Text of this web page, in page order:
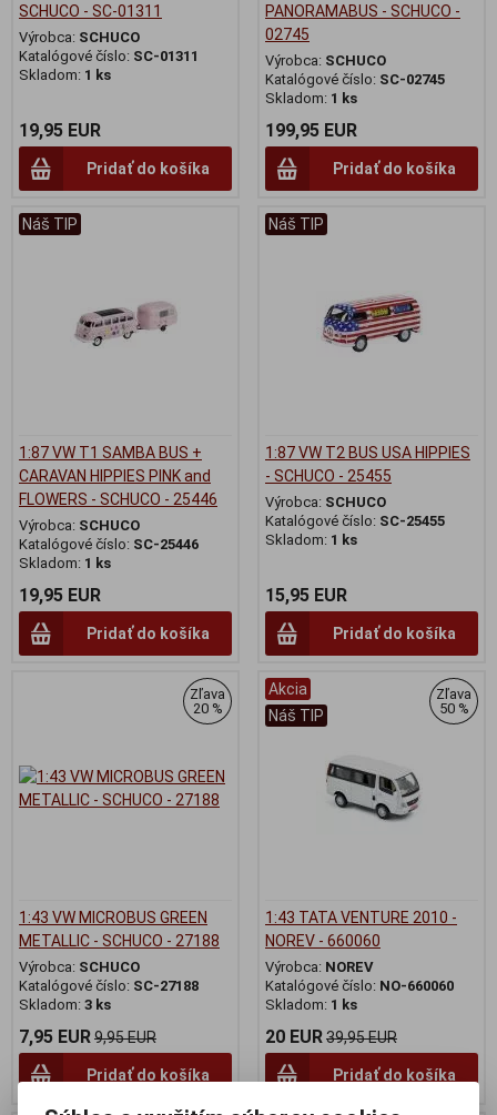
SCHUCO - SC-01311
Výrobca: SCHUCO
Katalógové číslo: SC-01311
Skladom: 1 ks
19,95 EUR
Pridať do košíka
PANORAMABUS - SCHUCO -
02745
Výrobca: SCHUCO
Katalógové číslo: SC-02745
Skladom: 1 ks
199,95 EUR
Pridať do košíka
Náš TIP
1:87 VW T1 SAMBA BUS +
CARAVAN HIPPIES PINK and
FLOWERS - SCHUCO - 25446
Výrobca: SCHUCO
Katalógové číslo: SC-25446
Skladom: 1 ks
19,95 EUR
Pridať do košíka
Náš TIP
1:87 VW T2 BUS USA HIPPIES
- SCHUCO - 25455
Výrobca: SCHUCO
Katalógové číslo: SC-25455
Skladom: 1 ks
15,95 EUR
Pridať do košíka
Zľava
20 %
1:43 VW MICROBUS GREEN
METALLIC - SCHUCO - 27188
Výrobca: SCHUCO
Katalógové číslo: SC-27188
Skladom: 3 ks
7,95 EUR9,95 EUR
Pridať do košíka
Akcia
Náš TIP
Zľava
50 %
1:43 TATA VENTURE 2010 -
NOREV - 660060
Výrobca: NOREV
Katalógové číslo: NO-660060
Skladom: 1 ks
20 EUR39,95 EUR
Pridať do košíka